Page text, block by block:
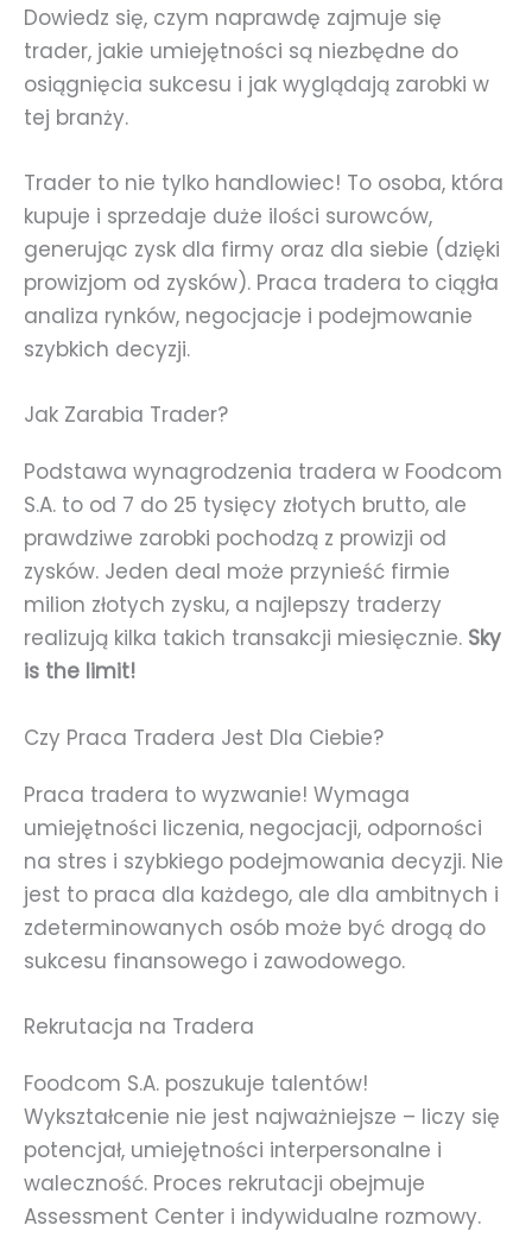
Dowiedz się, czym naprawdę zajmuje się
trader, jakie umiejętności są niezbędne do
osiągnięcia sukcesu i jak wyglądają zarobki w
tej branży.
Trader to nie tylko handlowiec! To osoba, która
kupuje i sprzedaje duże ilości surowców,
generując zysk dla firmy oraz dla siebie (dzięki
prowizjom od zysków). Praca tradera to ciągła
analiza rynków, negocjacje i podejmowanie
szybkich decyzji.
Jak Zarabia Trader?
Podstawa wynagrodzenia tradera w Foodcom
S.A. to od 7 do 25 tysięcy złotych brutto, ale
prawdziwe zarobki pochodzą z prowizji od
zysków. Jeden deal może przynieść firmie
milion złotych zysku, a najlepszy traderzy
realizują kilka takich transakcji miesięcznie. Sky
is the limit!
Czy Praca Tradera Jest Dla Ciebie?
Praca tradera to wyzwanie! Wymaga
umiejętności liczenia, negocjacji, odporności
na stres i szybkiego podejmowania decyzji. Nie
jest to praca dla każdego, ale dla ambitnych i
zdeterminowanych osób może być drogą do
sukcesu finansowego i zawodowego.
Rekrutacja na Tradera
Foodcom S.A. poszukuje talentów!
Wykształcenie nie jest najważniejsze – liczy się
potencjał, umiejętności interpersonalne i
waleczność. Proces rekrutacji obejmuje
Assessment Center i indywidualne rozmowy.